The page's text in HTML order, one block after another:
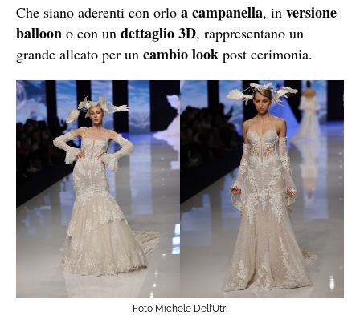
Che siano aderenti con orlo a campanella, in versione
balloon o con un dettaglio 3D, rappresentano un
grande alleato per un cambio look post cerimonia.
Foto Michele Dell’Utri